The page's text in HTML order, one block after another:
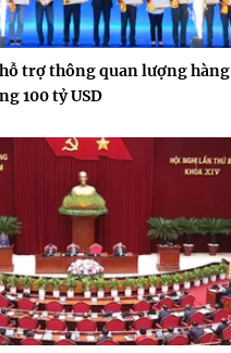
hỗ trợ thông quan lượng hàng
100 tỷ USD